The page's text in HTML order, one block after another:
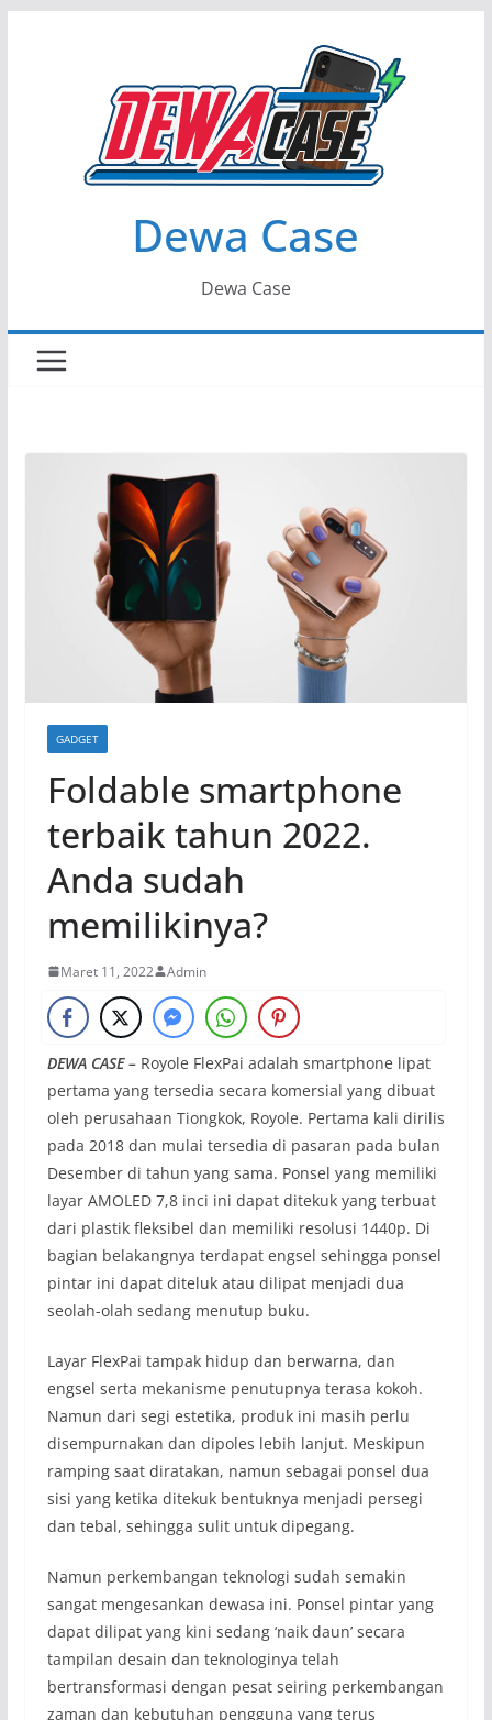
Dewa Case
Dewa Case
GADGET
Foldable smartphone
terbaik tahun 2022.
Anda sudah
memilikinya?
Maret 11, 2022 Admin
DEWA CASE – Royole FlexPai adalah smartphone lipat
pertama yang tersedia secara komersial yang dibuat
oleh perusahaan Tiongkok, Royole. Pertama kali dirilis
pada 2018 dan mulai tersedia di pasaran pada bulan
Desember di tahun yang sama. Ponsel yang memiliki
layar AMOLED 7,8 inci ini dapat ditekuk yang terbuat
dari plastik fleksibel dan memiliki resolusi 1440p. Di
bagian belakangnya terdapat engsel sehingga ponsel
pintar ini dapat diteluk atau dilipat menjadi dua
seolah-olah sedang menutup buku.
Layar FlexPai tampak hidup dan berwarna, dan
engsel serta mekanisme penutupnya terasa kokoh.
Namun dari segi estetika, produk ini masih perlu
disempurnakan dan dipoles lebih lanjut. Meskipun
ramping saat diratakan, namun sebagai ponsel dua
sisi yang ketika ditekuk bentuknya menjadi persegi
dan tebal, sehingga sulit untuk dipegang.
Namun perkembangan teknologi sudah semakin
sangat mengesankan dewasa ini. Ponsel pintar yang
dapat dilipat yang kini sedang ‘naik daun’ secara
tampilan desain dan teknologinya telah
bertransformasi dengan pesat seiring perkembangan
zaman dan kebutuhan pengguna yang terus